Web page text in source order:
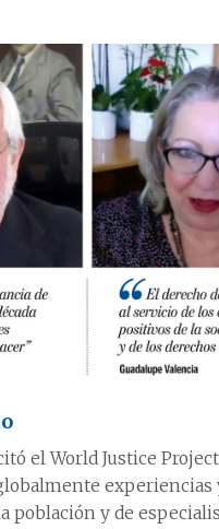
el World Justice
experiencias
población y de